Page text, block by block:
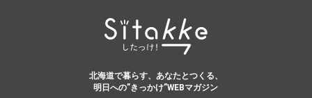
北海道で暮らす、あなたとつくる、
明日への”きっかけ”WEBマガジン